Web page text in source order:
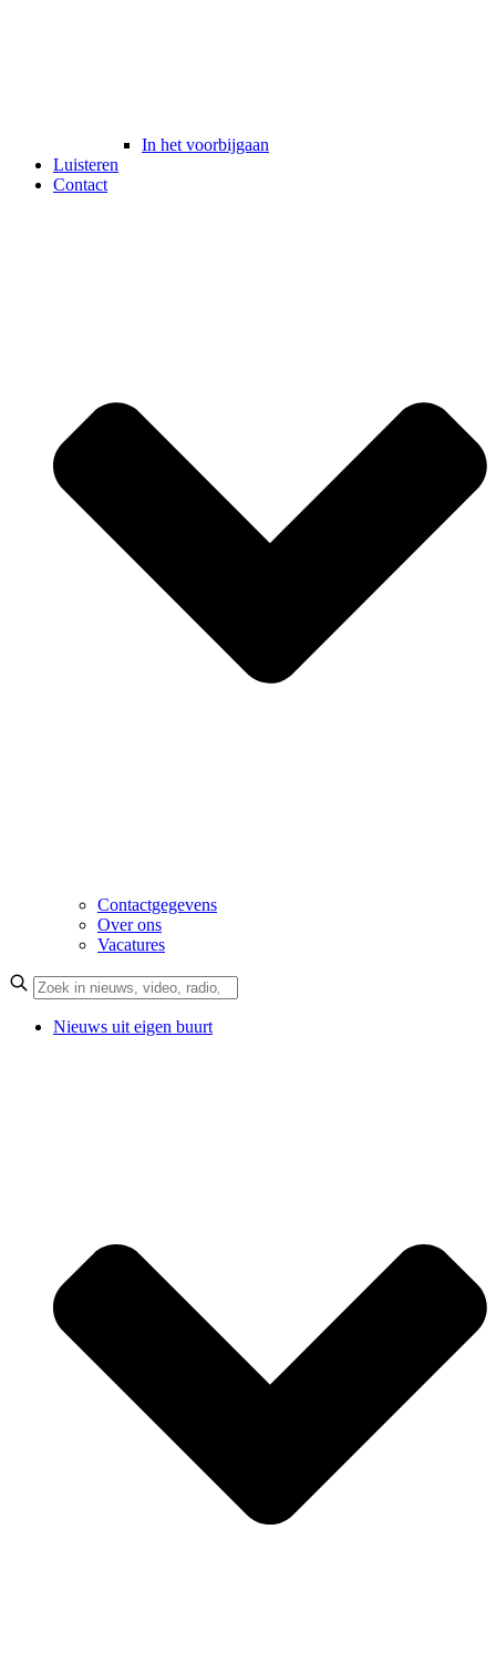
In het voorbijgaan
Luisteren
Contact
Contactgegevens
Over ons
Vacatures
Nieuws uit eigen buurt